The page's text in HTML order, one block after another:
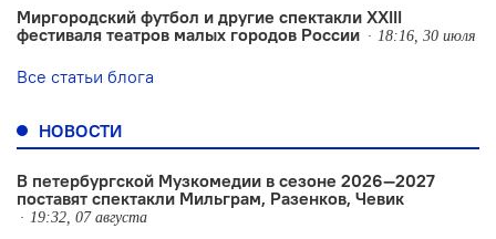
Миргородский футбол и другие спектакли XXIII
фестиваля театров малых городов России
18:16, 30 июля
Все статьи блога
НОВОСТИ
В петербургской Музкомедии в сезоне 2026—2027
поставят спектакли Мильграм, Разенков, Чевик
19:32, 07 августа